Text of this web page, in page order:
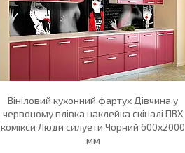
Вініловий кухонний фартух Дівчина у
червоному плівка наклейка скіналі ПВХ
комікси Люди силуети Чорний 600х2000
мм